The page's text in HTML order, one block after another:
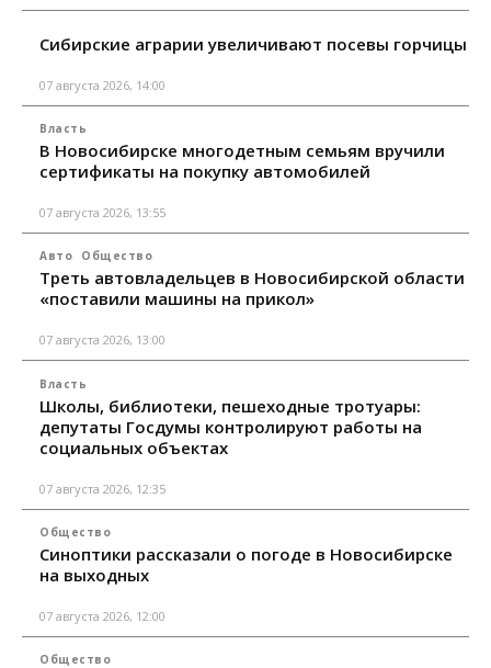
Сибирские аграрии увеличивают посевы горчицы
07 августа 2026, 14:00
Власть
В Новосибирске многодетным семьям вручили
сертификаты на покупку автомобилей
07 августа 2026, 13:55
Авто Общество
Треть автовладельцев в Новосибирской области
«поставили машины на прикол»
07 августа 2026, 13:00
Власть
Школы, библиотеки, пешеходные тротуары:
депутаты Госдумы контролируют работы на
социальных объектах
07 августа 2026, 12:35
Общество
Синоптики рассказали о погоде в Новосибирске
на выходных
07 августа 2026, 12:00
Общество